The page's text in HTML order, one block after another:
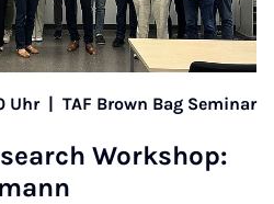
Uhr | TAF Brown Bag Seminar
Work­shop: